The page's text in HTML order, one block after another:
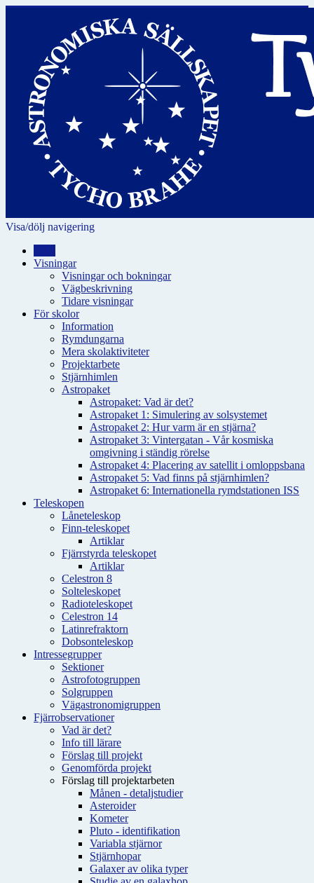
Visa/dölj navigering
Visningar
Visningar och bokningar
Vägbeskrivning
Tidare visningar
För skolor
Information
Rymdungarna
Mera skolaktiviteter
Projektarbete
Stjärnhimlen
Astropaket
Astropaket: Vad är det?
Astropaket 1: Simulering av solsystemet
Astropaket 2: Hur varm är en stjärna?
Astropaket 3: Vintergatan - Vår kosmiska
omgivning i ständig rörelse
Astropaket 4: Placering av satellit i omloppsbana
Astropaket 5: Vad finns på stjärnhimlen?
Astropaket 6: Internationella rymdstationen ISS
Teleskopen
Låneteleskop
Finn-teleskopet
Artiklar
Fjärrstyrda teleskopet
Artiklar
Celestron 8
Solteleskopet
Radioteleskopet
Celestron 14
Latinrefraktorn
Dobsonteleskop
Intressegrupper
Sektioner
Astrofotogruppen
Solgruppen
Vägastronomigruppen
Fjärrobservationer
Vad är det?
Info till lärare
Förslag till projekt
Genomförda projekt
Förslag till projektarbeten
Månen - detaljstudier
Asteroider
Kometer
Pluto - identifikation
Variabla stjärnor
Stjärnhopar
Galaxer av olika typer